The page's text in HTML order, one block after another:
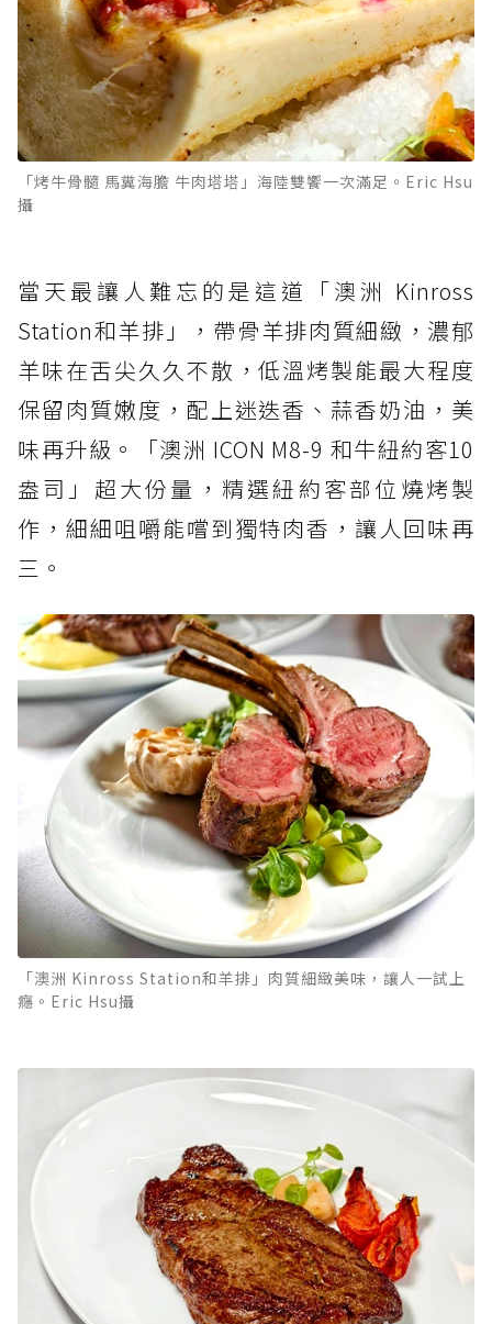
「烤牛骨髓 馬糞海膽 牛肉塔塔」海陸雙饗一次滿足。Eric Hsu
攝
當天最讓人難忘的是這道「澳洲 Kinross
Station和羊排」，帶骨羊排肉質細緻，濃郁
羊味在舌尖久久不散，低溫烤製能最大程度
保留肉質嫩度，配上迷迭香、蒜香奶油，美
味再升級。「澳洲 ICON M8-9 和牛紐約客10
盎司」超大份量，精選紐約客部位燒烤製
作，細細咀嚼能嚐到獨特肉香，讓人回味再
三。
「澳洲 Kinross Station和羊排」肉質細緻美味，讓人一試上
癮。Eric Hsu攝